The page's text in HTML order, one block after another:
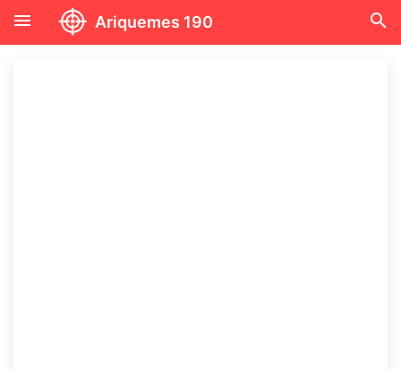
menu Ariquemes 190 search